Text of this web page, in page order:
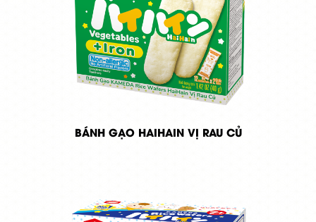
BÁNH GẠO HAIHAIN VỊ RAU CỦ